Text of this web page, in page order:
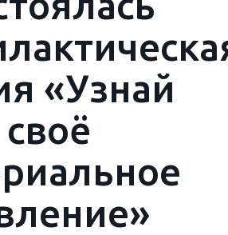
«Узнай
своё